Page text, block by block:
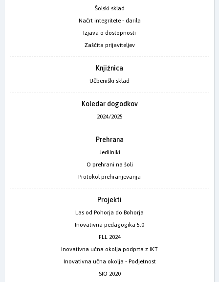
Šolski sklad
Načrt integritete - darila
Izjava o dostopnosti
Zaščita prijaviteljev
Knjižnica
Učbeniški sklad
Koledar dogodkov
2024/2025
Prehrana
Jedilniki
O prehrani na šoli
Protokol prehranjevanja
Projekti
Las od Pohorja do Bohorja
Inovativna pedagogika 5.0
FLL 2024
Inovativna učna okolja podprta z IKT
Inovativna učna okolja - Podjetnost
SIO 2020